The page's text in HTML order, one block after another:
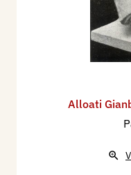
Alloati